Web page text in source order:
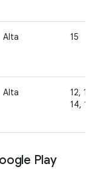
Alta 15
Alta
12,
14, 15
Play